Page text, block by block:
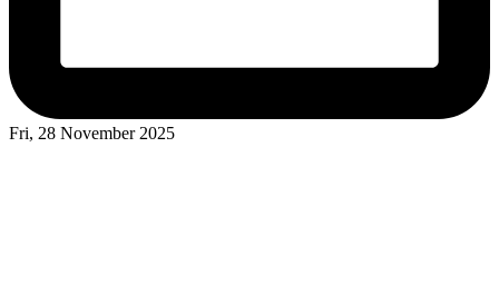
Fri, 28 November 2025